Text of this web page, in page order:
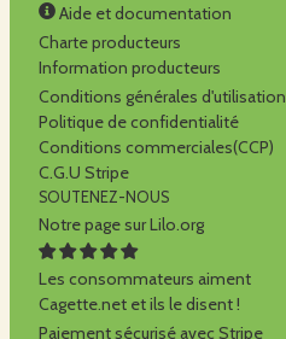
Aide et documentation
Charte producteurs
Information producteurs
Conditions générales d'utilisation
Politique de confidentialité
Conditions commerciales(CCP)
C.G.U Stripe
SOUTENEZ-NOUS
Notre page sur Lilo.org
Les consommateurs aiment
Cagette.net et ils le disent !
Paiement sécurisé avec Stripe